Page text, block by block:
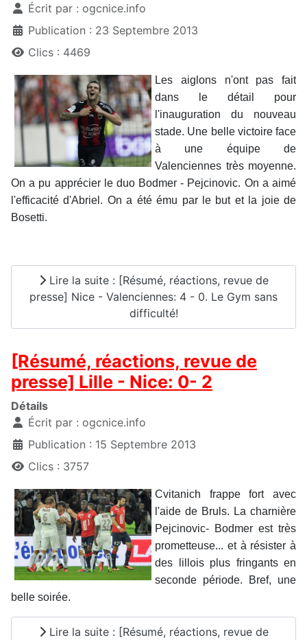
Écrit par : ogcnice.info
Publication : 23 Septembre 2013
Clics : 4469
Les aiglons n'ont pas fait
dans le détail pour
l'inauguration du nouveau
stade. Une belle victoire face
à une équipe de
Valenciennes très moyenne.
On a pu apprécier le duo Bodmer - Pejcinovic. On a aimé
l'efficacité d'Abriel. On a été ému par le but et la joie de
Bosetti.
Lire la suite : [Résumé, réactions, revue de
presse] Nice - Valenciennes: 4 - 0. Le Gym sans
difficulté!
[Résumé, réactions, revue de
presse] Lille - Nice: 0- 2
Détails
Écrit par : ogcnice.info
Publication : 15 Septembre 2013
Clics : 3757
Cvitanich frappe fort avec
l'aide de Bruls. La charnière
Pejcinovic- Bodmer est très
prometteuse... et à résister à
des lillois plus fringants en
seconde période. Bref, une
belle soirée.
Lire la suite : [Résumé, réactions, revue de